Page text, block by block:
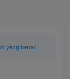
yang benar.